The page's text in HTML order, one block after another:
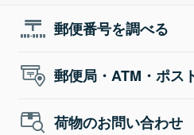
郵便番号を調べる
郵便局・ATM・ポス
荷物のお問い合わせ